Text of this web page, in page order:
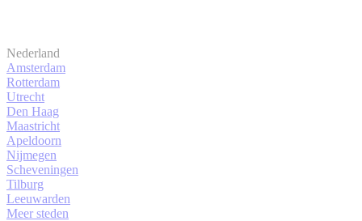
Nederland
Amsterdam
Rotterdam
Utrecht
Den Haag
Maastricht
Apeldoorn
Nijmegen
Scheveningen
Tilburg
Leeuwarden
Meer steden